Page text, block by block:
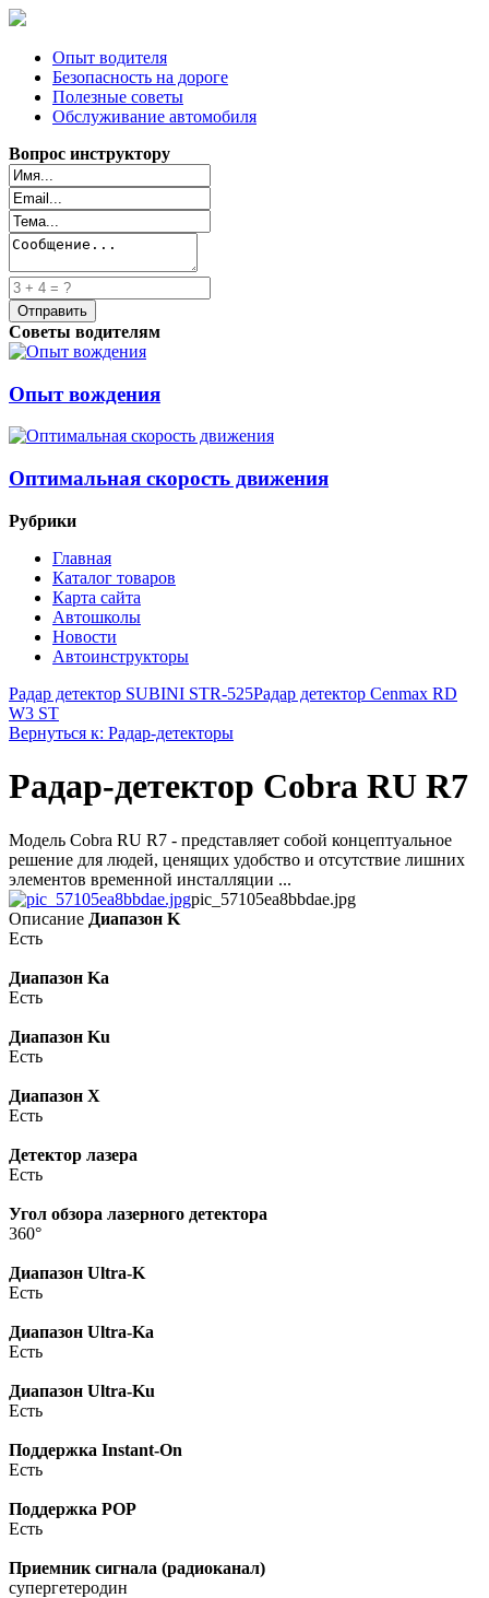
Опыт водителя
Безопасность на дороге
Полезные советы
Обслуживание автомобиля
Вопрос инструктору
Советы водителям
Опыт вождения
Оптимальная скорость движения
Рубрики
Главная
Каталог товаров
Карта сайта
Автошколы
Новости
Автоинструкторы
Радар детектор SUBINI STR-525Радар детектор Cenmax RD
W3 ST
Вернуться к: Радар-детекторы
Радар-детектор Cobra RU R7
Mодель Cobra RU R7 - представляет собой концептуальное
решение для людей, ценящих удобство и отсутствие лишних
элементов временной инсталляции ...
pic_57105ea8bbdae.jpg
Описание Диапазон K
Есть
Диапазон Ka
Есть
Диапазон Ku
Есть
Диапазон X
Есть
Детектор лазера
Есть
Угол обзора лазерного детектора
360°
Диапазон Ultra-K
Есть
Диапазон Ultra-Ka
Есть
Диапазон Ultra-Ku
Есть
Поддержка Instant-On
Есть
Поддержка POP
Есть
Приемник сигнала (радиоканал)
супергетеродин